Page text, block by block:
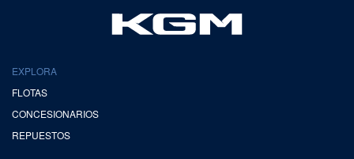
EXPLORA
FLOTAS
CONCESIONARIOS
REPUESTOS